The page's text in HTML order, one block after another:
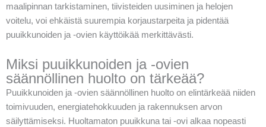
maalipinnan tarkistaminen, tiivisteiden uusiminen ja helojen
voitelu, voi ehkäistä suurempia korjaustarpeita ja pidentää
puuikkunoiden ja -ovien käyttöikää merkittävästi.
Miksi puuikkunoiden ja -ovien
säännöllinen huolto on tärkeää?
Puuikkunoiden ja -ovien säännöllinen huolto on elintärkeää niiden
toimivuuden, energiatehokkuuden ja rakennuksen arvon
säilyttämiseksi. Huoltamaton puuikkuna tai -ovi alkaa nopeasti